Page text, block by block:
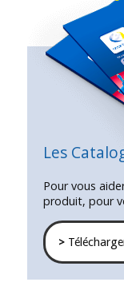
Les
Pour vous
produit, pour
>